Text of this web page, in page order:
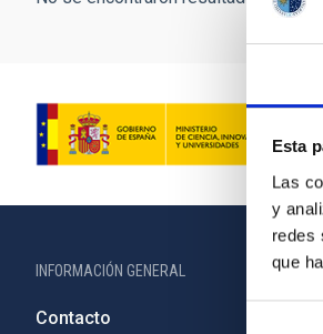
Esta
Las
y
redes
que
INFORMACIÓN GENERAL
Contacto